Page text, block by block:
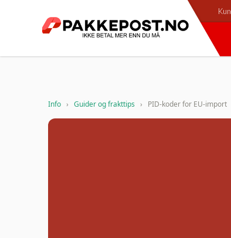
PID-koder
Info › Guider og frakttips › PID-koder for EU-import